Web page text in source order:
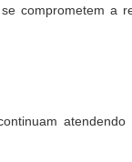
comprometem a